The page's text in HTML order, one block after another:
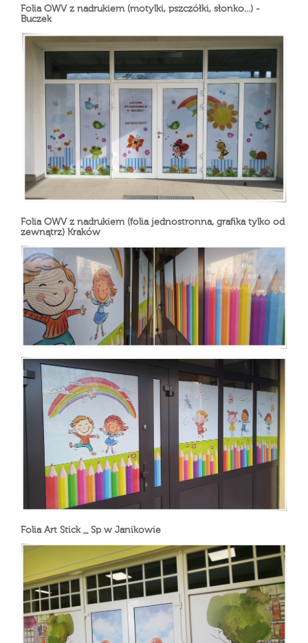
Folia OWV z nadrukiem (motylki, pszczółki, słonko...) -
Buczek
Folia OWV z nadrukiem (folia jednostronna, grafika tylko od
zewnątrz) Kraków
Folia Art Stick _ Sp w Janikowie